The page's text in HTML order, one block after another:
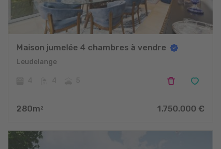
Maison jumelée 4 chambres à vendre
Leudelange
280m 2 1.750.000 €